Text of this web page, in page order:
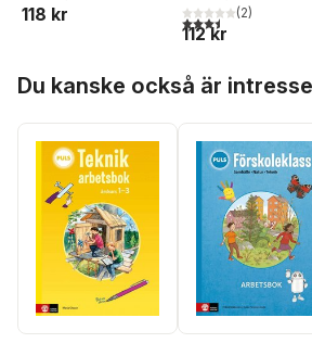
118 kr
3,5utav 5 stjärnor.
(2)
112 kr
Du kanske också är